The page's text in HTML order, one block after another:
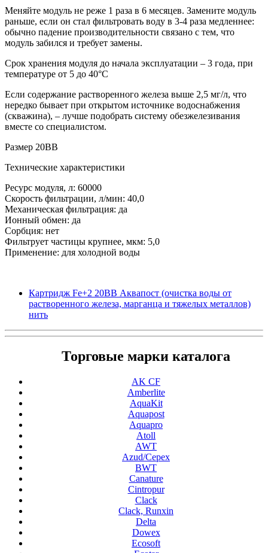
Меняйте модуль не реже 1 раза в 6 месяцев. Замените модуль
раньше, если он стал фильтровать воду в 3-4 раза медленнее:
обычно падение производительности связано с тем, что
модуль забился и требует замены.
Срок хранения модуля до начала эксплуатации – 3 года, при
температуре от 5 до 40°С
Если содержание растворенного железа выше 2,5 мг/л, что
нередко бывает при открытом источнике водоснабжения
(скважина), – лучше подобрать систему обезжелезивания
вместе со специалистом.
Размер 20ВВ
Технические характеристики
Ресурс модуля, л: 60000
Скорость фильтрации, л/мин: 40,0
Механическая фильтрация: да
Ионный обмен: да
Сорбция: нет
Фильтрует частицы крупнее, мкм: 5,0
Применение: для холодной воды
Картридж Fe+2 20BB Аквапост (очистка воды от
растворенного железа, марганца и тяжелых металлов)
нить
Торговые марки каталога
AK CF
Amberlite
AquaKit
Aquapost
Aquapro
Atoll
AWT
Azud/Cepex
BWT
Canature
Cintropur
Clack
Clack, Runxin
Delta
Dowex
Ecosoft